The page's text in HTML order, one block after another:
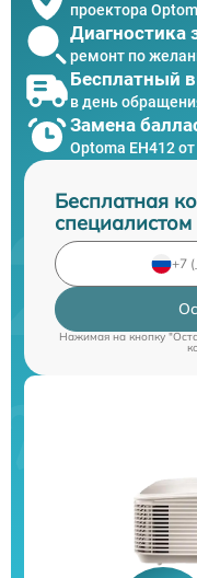
проектора
Диагностика
ремонт по
Бесплатный
в день
Замена
Optoma EH412
Бесплатная
специалистом
Нажимая на кнопку